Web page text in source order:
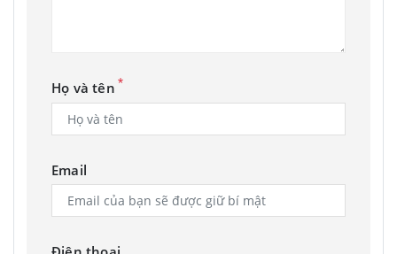
Họ và tên *
Email